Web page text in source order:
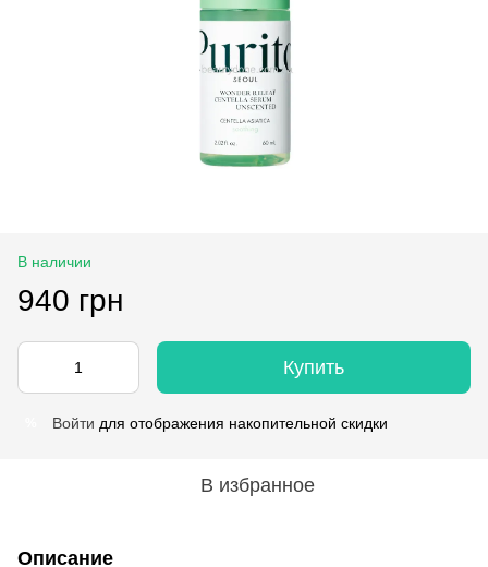
В наличии
940 грн
Купить
Войти для отображения накопительной скидки
В избранное
Описание